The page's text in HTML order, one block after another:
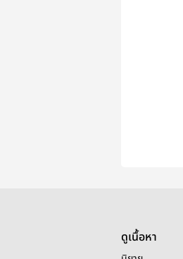
ดูเนื้อหา